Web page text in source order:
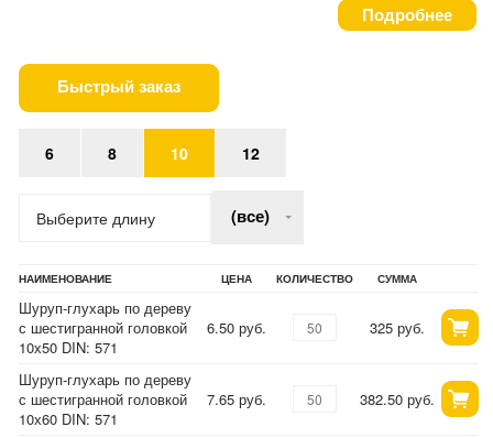
Подробнее
Быстрый заказ
6 8 10 12
Выберите длину (все)
НАИМЕНОВАНИЕ ЦЕНА КОЛИЧЕСТВО СУММА
Шуруп-глухарь по дереву
с шестигранной головкой
10х50 DIN: 571
6.50 руб. 325 руб.
Шуруп-глухарь по дереву
с шестигранной головкой
10х60 DIN: 571
7.65 руб. 382.50 руб.